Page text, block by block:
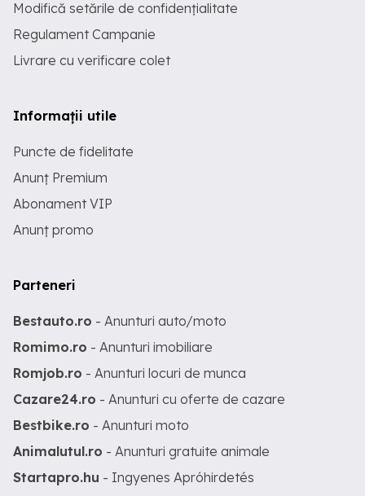
Modifică setările de confidențialitate
Regulament Campanie
Livrare cu verificare colet
Informații utile
Puncte de fidelitate
Anunț Premium
Abonament VIP
Anunț promo
Parteneri
Bestauto.ro - Anunturi auto/moto
Romimo.ro - Anunturi imobiliare
Romjob.ro - Anunturi locuri de munca
Cazare24.ro - Anunturi cu oferte de cazare
Bestbike.ro - Anunturi moto
Animalutul.ro - Anunturi gratuite animale
Startapro.hu - Ingyenes Apróhirdetés